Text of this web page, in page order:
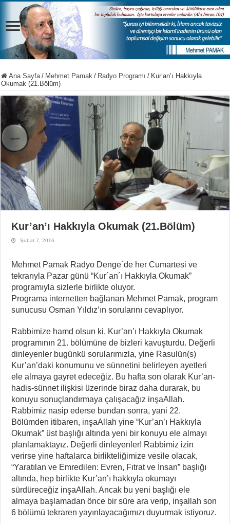
Ana Sayfa / Mehmet Pamak / Radyo Programı / Kur’an’ı Hakkıyla
Okumak (21.Bölüm)
Kur’an’ı Hakkıyla Okumak (21.Bölüm)
Şubat 7, 2016
Mehmet Pamak Radyo Denge´de her Cumartesi ve
tekrarıyla Pazar günü “Kur´an´ı Hakkıyla Okumak”
programıyla sizlerle birlikte oluyor.
Programa internetten bağlanan Mehmet Pamak, program
sunucusu Osman Yıldız’ın sorularını cevaplıyor.
Rabbimize hamd olsun ki, Kur’an’ı Hakkıyla Okumak
programının 21. bölümüne de bizleri kavuşturdu. Değerli
dinleyenler bugünkü sorularımızla, yine Rasulün(s)
Kur’an’daki konumunu ve sünnetini belirleyen ayetleri
ele almaya gayret edeceğiz. Bu hafta son olarak Kur’an-
hadis-sünnet ilişkisi üzerinde biraz daha durarak, bu
konuyu sonuçlandırmaya çalışacağız inşaAllah.
Rabbimiz nasip ederse bundan sonra, yani 22.
Bölümden itibaren, inşaAllah yine “Kur’an’ı Hakkıyla
Okumak” üst başlığı altında yeni bir konuyu ele almayı
planlamaktayız. Değerli dinleyenler! Rabbimiz izin
verirse yine haftalarca birlikteliğimize vesile olacak,
“Yaratılan ve Emredilen: Evren, Fıtrat ve İnsan” başlığı
altında, hep birlikte Kur’an’ı hakkıyla okumayı
sürdüreceğiz inşaAllah. Ancak bu yeni başlığı ele
almaya başlamadan önce bir süre ara verip, inşallah son
6 bölümü tekraren yayınlayacağımızı duyurmak istiyoruz.